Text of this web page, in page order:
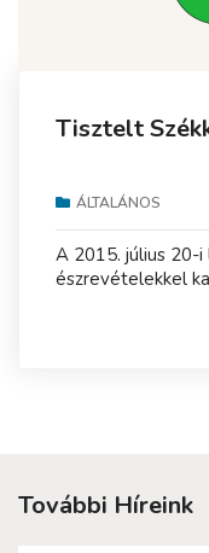
Tisztelt
ÁLTALÁNOS
A 2015. július 20-
észrevételekkel
További Híreink